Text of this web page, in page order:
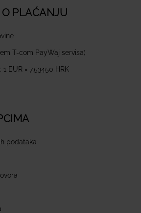
O PLAĆANJU
T-com PayWaj servisa)
EUR = 7,53450 HRK
podataka